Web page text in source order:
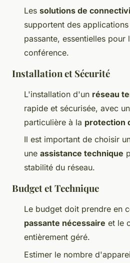
Les solutions de
supportent des
passante, essentielles pour
conférence.
Installation et Sécurité
L'installation d'un réseau
rapide et sécurisée, avec
particulière à la protection
Il est important de choisir
une assistance technique
stabilité du réseau.
Budget et Technique
Le budget doit prendre en
passante nécessaire et le
entièrement géré.
Estimer le nombre